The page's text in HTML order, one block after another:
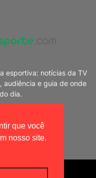
que você
nosso site.
esportiva: notícias da TV
audiência e guia de onde
dia.